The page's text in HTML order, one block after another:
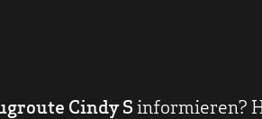
Cindy Sinformieren?